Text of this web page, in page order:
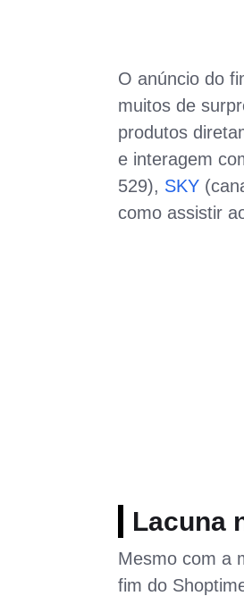
O anúncio do
muitos de
produtos
e interagem
529), SKY
como assistir
Lacuna
Mesmo com a
fim do